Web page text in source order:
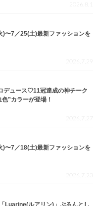
2026.8.1
)〜7／25(土)最新ファッションを
2026.7.29
デュース♡11冠達成の神チーク
”カラーが登場！
2026.7.27
)〜7／18(土)最新ファッションを
2026.7.23
Luarine(ルアリン)」ぷるんとし